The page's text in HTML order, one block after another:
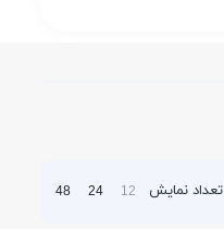
تعداد نمایش 12
24
48